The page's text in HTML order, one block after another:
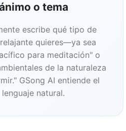
o tema
escribe qué tipo de
quieres—ya sea
para meditación" o
de la naturaleza
GSong AI entiende el
lenguaje natural.